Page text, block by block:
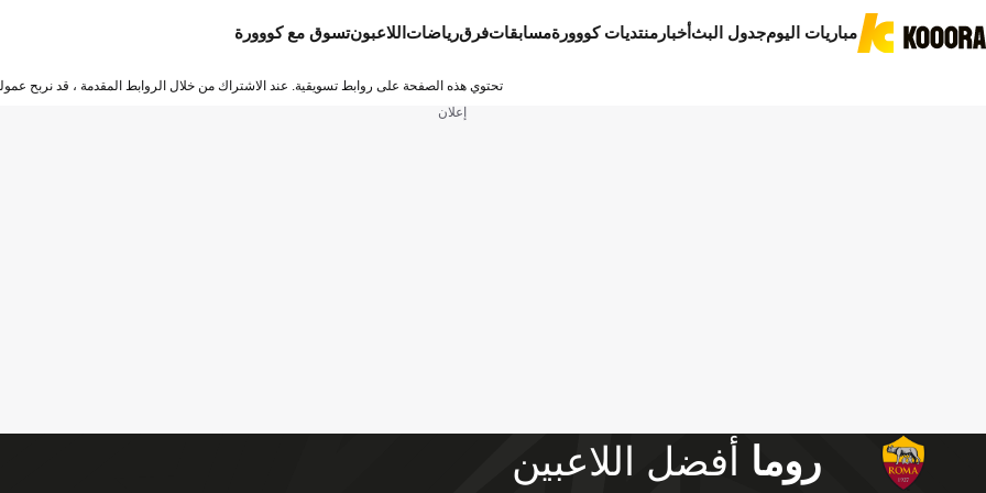
مباريات اليومجدول البثأخبار منتديات كووورةمسابقاتفرقرياضات اللاعبونتسوق مع كووورة
تحتوي هذه الصفحة على روابط تسويقية. عند الاشتراك من خلال الروابط المقدمة ، قد نربح
إعلان
روما أفضل اللاعبين